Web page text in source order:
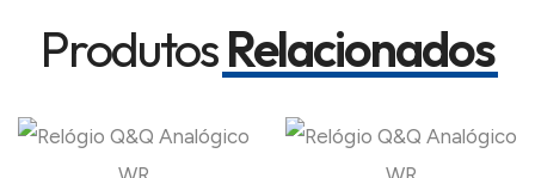
ProdutosRelacionados